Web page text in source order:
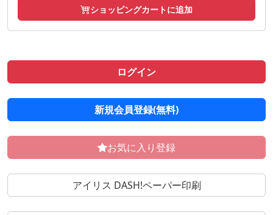
ショッピングカートに追加
ログイン
新規会員登録(無料)
お気に入り登録
アイリス DASH!ペーパー印刷